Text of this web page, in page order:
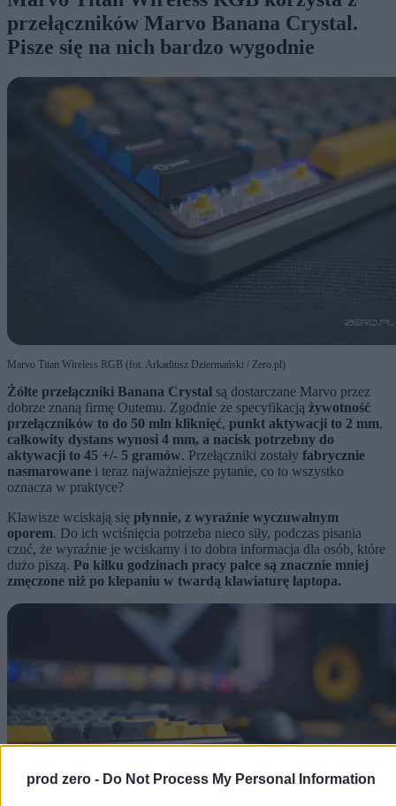
prod zero - Do Not Process My Personal Information
przełączników Marvo Banana Crystal.
Pisze się na nich bardzo wygodnie
Marvo Titan Wireless RGB (fot. Arkadiusz Dziermański / Zero.pl)
Żółte przełączniki Banana Crystal są dostarczane Marvo przez
dobrze znaną firmę Outemu. Zgodnie ze specyfikacją żywotność
przełączników to do 50 mln kliknięć, punkt aktywacji to 2 mm,
całkowity dystans wynosi 4 mm, a nacisk potrzebny do
aktywacji to 45 +/- 5 gramów. Przełączniki zostały fabrycznie
nasmarowane i teraz najważniejsze pytanie, co to wszystko
oznacza w praktyce?
Klawisze wciskają się płynnie, z wyraźnie wyczuwalnym
oporem. Do ich wciśnięcia potrzeba nieco siły, podczas pisania
czuć, że wyraźnie je wciskamy i to dobra informacja dla osób, które
dużo piszą. Po kilku godzinach pracy palce są znacznie mniej
zmęczone niż po klepaniu w twardą klawiaturę laptopa.